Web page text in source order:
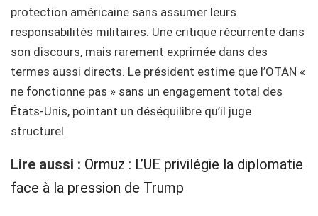
protection américaine sans assumer leurs
responsabilités militaires. Une critique récurrente dans
son discours, mais rarement exprimée dans des
termes aussi directs. Le président estime que l’OTAN «
ne fonctionne pas » sans un engagement total des
États-Unis, pointant un déséquilibre qu’il juge
structurel.
Lire aussi : Ormuz : L’UE privilégie la diplomatie
face à la pression de Trump